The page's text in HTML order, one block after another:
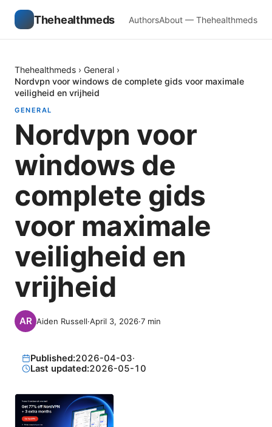
Thehealthmeds AuthorsAbout — Thehealthmeds
Thehealthmeds › General ›
Nordvpn voor windows de complete gids voor maximale
veiligheid en vrijheid
GENERAL
Nordvpn voor
windows de
complete gids
voor maximale
veiligheid en
vrijheid
Aiden Russell·April 3, 2026·7 min
Published:2026-04-03·
Last updated:2026-05-10